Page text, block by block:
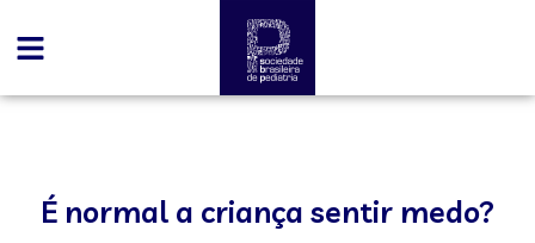
É normal a criança sentir medo?